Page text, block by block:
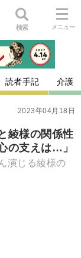
検索 メニュー
読者手記 介護
2023年04月18日
綾様の関係性
の支えは…」
演じる綾様の